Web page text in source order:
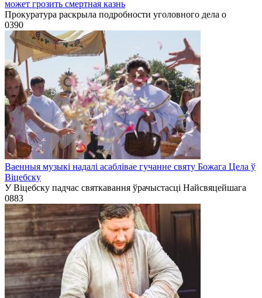
может грозить смертная казнь
Прокуратура раскрыла подробности уголовного дела о
0390
Ваенныя музыкі надалі асаблівае гучанне святу Божага Цела ў
Віцебску
У Віцебску падчас святкавання ўрачыстасці Найсвяцейшага
0883